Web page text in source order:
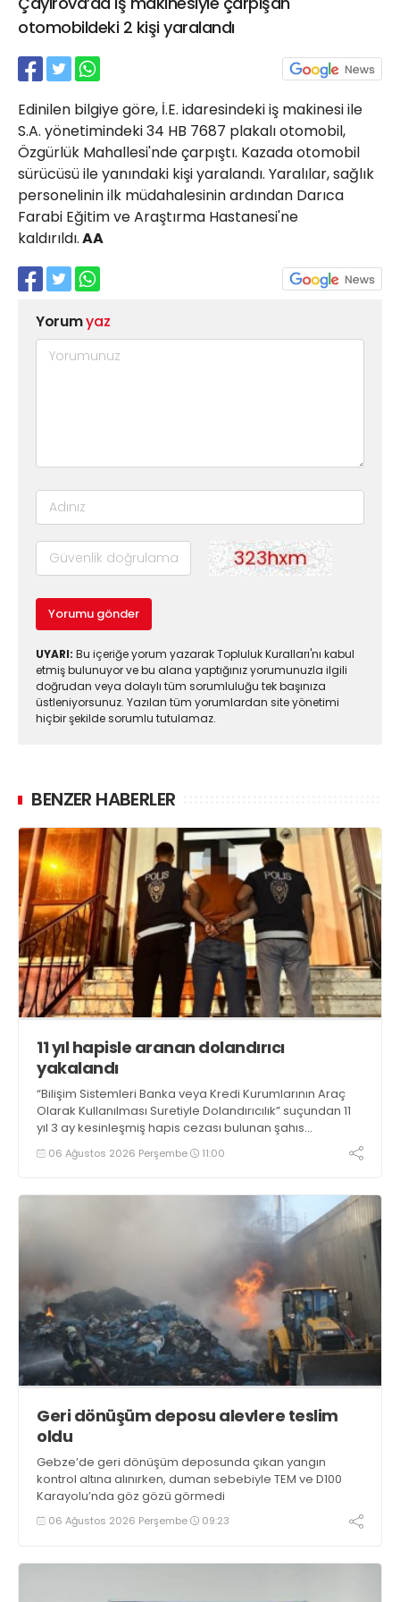
otomobildeki 2 kişi yaralandı
Edinilen bilgiye göre, İ.E. idaresindeki iş makinesi ile
S.A. yönetimindeki 34 HB 7687 plakalı otomobil,
Özgürlük Mahallesi'nde çarpıştı. Kazada otomobil
sürücüsü ile yanındaki kişi yaralandı. Yaralılar, sağlık
personelinin ilk müdahalesinin ardından Darıca
Farabi Eğitim ve Araştırma Hastanesi'ne
kaldırıldı.AA
Yorumyaz
Yorumu gönder
UYARI: Bu içeriğe yorum yazarak Topluluk Kuralları'nı kabul
etmiş bulunuyor ve bu alana yaptığınız yorumunuzla ilgili
doğrudan veya dolaylı tüm sorumluluğu tek başınıza
üstleniyorsunuz. Yazılan tüm yorumlardan site yönetimi
hiçbir şekilde sorumlu tutulamaz.
BENZER HABERLER
11 yıl hapisle aranan dolandırıcı
yakalandı
“Bilişim Sistemleri Banka veya Kredi Kurumlarının Araç
Olarak Kullanılması Suretiyle Dolandırıcılık” suçundan 11
yıl 3 ay kesinleşmiş hapis cezası bulunan şahıs
yakalandı
06 Ağustos 2026 Perşembe 11:00
Geri dönüşüm deposu alevlere teslim
oldu
Gebze’de geri dönüşüm deposunda çıkan yangın
kontrol altına alınırken, duman sebebiyle TEM ve D100
Karayolu’nda göz gözü görmedi
06 Ağustos 2026 Perşembe 09:23
21 Gölcük
haber@golcukpostasi.com